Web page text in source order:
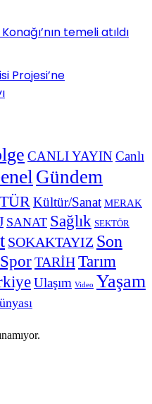
temeli atıldı
Projesi’ne
CANLI YAYINCanlı
Gündem
Kültür/Sanat MERAK
SANAT Sağlık SEKTÖR
SOKAKTAYIZ Son
SporTARİHTarım
Ulaşım Video Yaşam